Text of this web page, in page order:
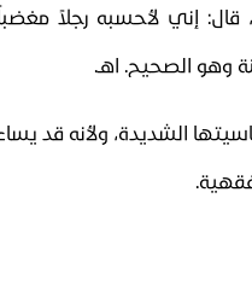
إني لأحسبه رجلاً
وهو الصحيح. اهـ.
الشديدة، ولأنه قد